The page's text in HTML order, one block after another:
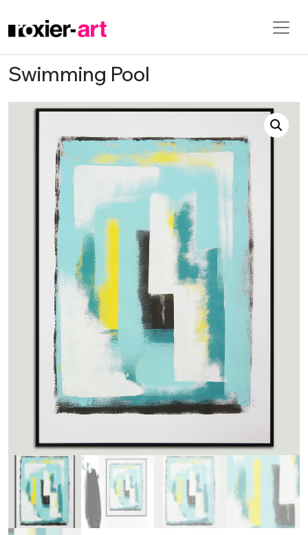
Skip to main content
Swimming Pool